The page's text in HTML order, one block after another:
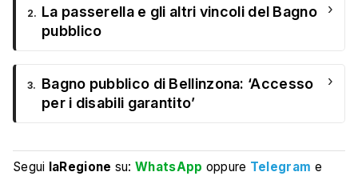
2. La passerella e gli altri vincoli del Bagno
pubblico
›
3. Bagno pubblico di Bellinzona: ‘Accesso
per i disabili garantito’
›
Segui laRegione su:WhatsApp oppure Telegram e